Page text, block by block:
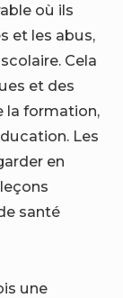
où ils
et les abus,
Cela
et des
la formation,
Les
en
santé
une